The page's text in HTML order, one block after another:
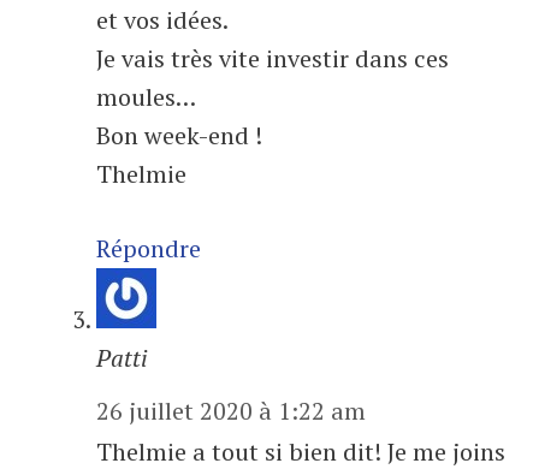
et vos idées.
Je vais très vite investir dans ces
moules…
Bon week-end !
Thelmie
Répondre
Patti
26 juillet 2020 à 1:22 am
Thelmie a tout si bien dit! Je me joins